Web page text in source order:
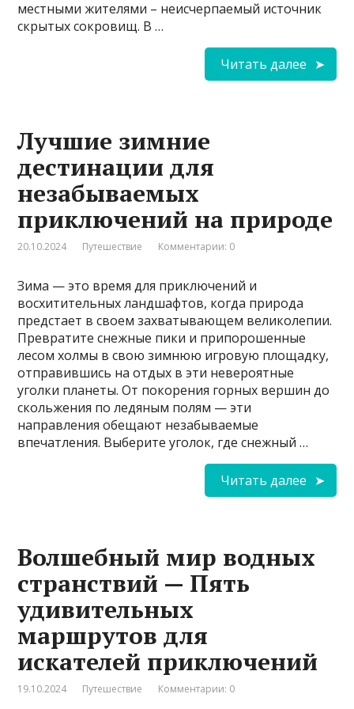
местными жителями – неисчерпаемый источник
скрытых сокровищ. В …
Читать далее
Лучшие зимние
дестинации для
незабываемых
приключений на природе
20.10.2024 Путешествие Комментарии: 0
Зима — это время для приключений и
восхитительных ландшафтов, когда природа
предстает в своем захватывающем великолепии.
Превратите снежные пики и припорошенные
лесом холмы в свою зимнюю игровую площадку,
отправившись на отдых в эти невероятные
уголки планеты. От покорения горных вершин до
скольжения по ледяным полям — эти
направления обещают незабываемые
впечатления. Выберите уголок, где снежный …
Читать далее
Волшебный мир водных
странствий — Пять
удивительных
маршрутов для
искателей приключений
19.10.2024 Путешествие Комментарии: 0